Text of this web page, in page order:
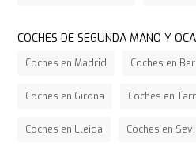
COCHES DE SEGUNDA MANO Y
Coches en Madrid Coches en
Coches en Girona Coches en
Coches en Lleida Coches en